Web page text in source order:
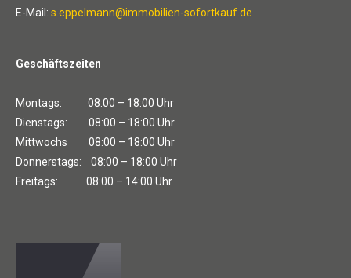
E-Mail: s.eppelmann@immobilien-sofortkauf.de
Geschäftszeiten
Montags: 08:00 – 18:00 Uhr
Dienstags: 08:00 – 18:00 Uhr
Mittwochs 08:00 – 18:00 Uhr
Donnerstags: 08:00 – 18:00 Uhr
Freitags: 08:00 – 14:00 Uhr